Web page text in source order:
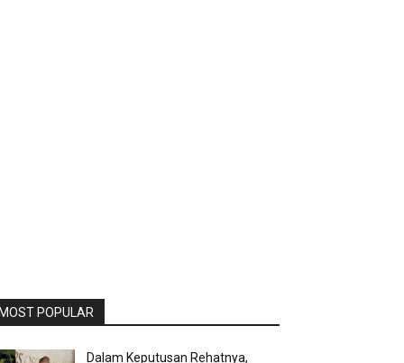
MOST POPULAR
Dalam Keputusan Rehatnya,